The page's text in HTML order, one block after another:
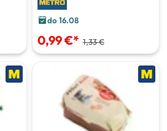
do 16.08
0,99 €* 1,33 €